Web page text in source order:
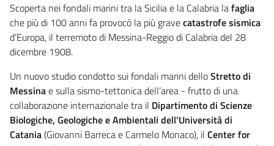
Scoperta nei fondali marini tra la Sicilia e la Calabria lafaglia
che più di 100 anni fa provocò la più gravecatastrofe sismica
d’Europa, il terremoto di Messina-Reggio di Calabria del 28
dicembre 1908.
Un nuovo studio condotto sui fondali marini delloStretto di
Messinae sulla sismo-tettonica dell’area - frutto di una
collaborazione internazionale tra il Dipartimento di Scienze
Biologiche, Geologiche e Ambientali dell'Università di
Catania(Giovanni Barreca e Carmelo Monaco), il Center for